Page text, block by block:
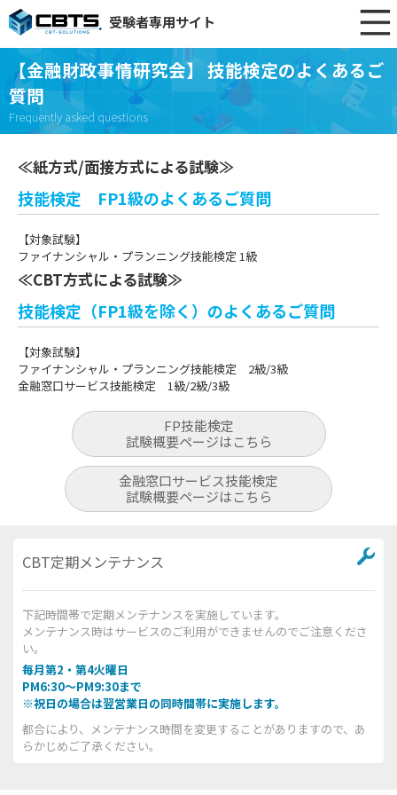
受験者専用サイト
【金融財政事情研究会】 技能検定のよくあるご
質問
Frequently asked questions
≪紙方式/面接方式による試験≫
技能検定 FP1級のよくあるご質問
【対象試験】
ファイナンシャル・プランニング技能検定 1級
≪CBT方式による試験≫
技能検定（FP1級を除く）のよくあるご質問
【対象試験】
ファイナンシャル・プランニング技能検定 2級/3級
金融窓口サービス技能検定 1級/2級/3級
FP技能検定
試験概要ページはこちら
金融窓口サービス技能検定
試験概要ページはこちら
CBT定期メンテナンス
下記時間帯で定期メンテナンスを実施しています。
メンテナンス時はサービスのご利用ができませんのでご注意くださ
い。
毎月第2・第4火曜日
PM6:30～PM9:30まで
※祝日の場合は翌営業日の同時間帯に実施します。
都合により、メンテナンス時間を変更することがありますので、あ
らかじめご了承ください。